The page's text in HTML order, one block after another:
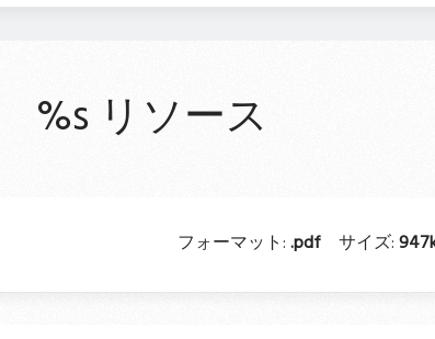
%s リソース
フォーマット:.pdf サイズ: